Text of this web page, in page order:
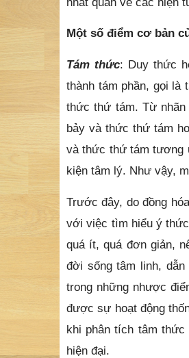
Một số điểm cơ bản
Tám thức: Duy thức
thành tám phần, gọi
thức thứ tám. Từ
bảy và thức thứ tám
và thức thứ tám tương
kiện tâm lý. Như vậy,
Trước đây, do đồng
với việc tìm hiểu ý
quá ít, quá đơn giản,
đời sống tâm linh,
trong những nhược
được sự hoạt động
khi phân tích tâm
hiện đại.